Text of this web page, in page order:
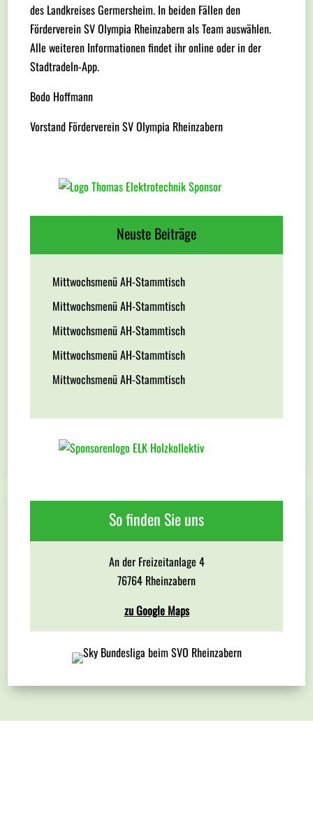
des Landkreises Germersheim. In beiden Fällen den
Förderverein SV Olympia Rheinzabern als Team auswählen.
Alle weiteren Informationen findet ihr online oder in der
Stadtradeln-App.
Bodo Hoffmann
Vorstand Förderverein SV Olympia Rheinzabern
Neuste Beiträge
Mittwochsmenü AH-Stammtisch
Mittwochsmenü AH-Stammtisch
Mittwochsmenü AH-Stammtisch
Mittwochsmenü AH-Stammtisch
Mittwochsmenü AH-Stammtisch
So finden Sie uns
An der Freizeitanlage 4
76764 Rheinzabern
zu Google Maps